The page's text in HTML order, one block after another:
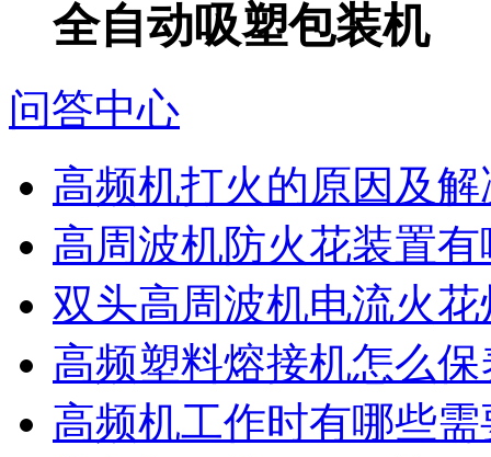
全自动吸塑包装机
问答中心
高频机打火的原因及
高周波机防火花装置
双头高周波机电流火
高频塑料熔接机怎么保
高频机工作时有哪些